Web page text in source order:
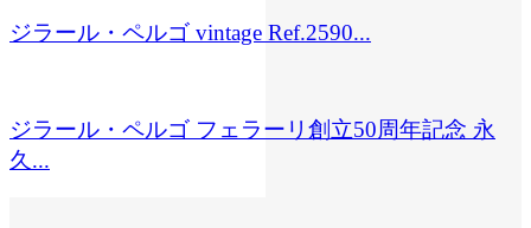
ジラール・ペルゴ vintage Ref.2590...
ジラール・ペルゴ フェラーリ創立50周年記念 永
久...